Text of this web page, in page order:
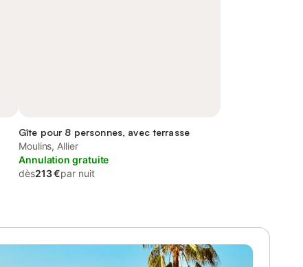
Gîte pour 8 personnes, avec terrasse
Moulins, Allier
Annulation gratuite
dès213 €par nuit